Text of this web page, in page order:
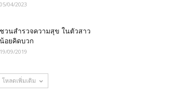
05/04/2023
ชวนสำรวจความสุข ในตัวสาว
น้อยคิดบวก
19/09/2019
โหลดเพิ่มเติม